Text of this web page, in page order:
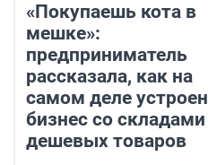
«Покупаешь кота в
мешке»:
предприниматель
рассказала, как на
самом деле устроен
бизнес со складами
дешевых товаров